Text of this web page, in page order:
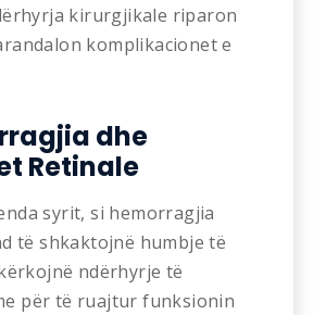
kirurgjikale riparon
komplikacionet e
dhe
Retinale
syrit, si hemorragjia
të shkaktojnë humbje të
ndërhyrje të
për të ruajtur funksionin